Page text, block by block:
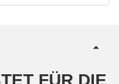
FÜR DIE